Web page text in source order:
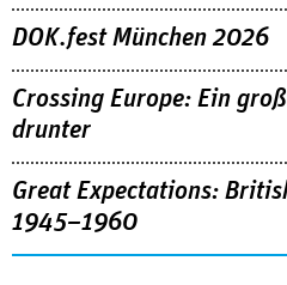
DOK.fest München 2026
Crossing Europe: Ein
drunter
Great Expectations:
1945–1960